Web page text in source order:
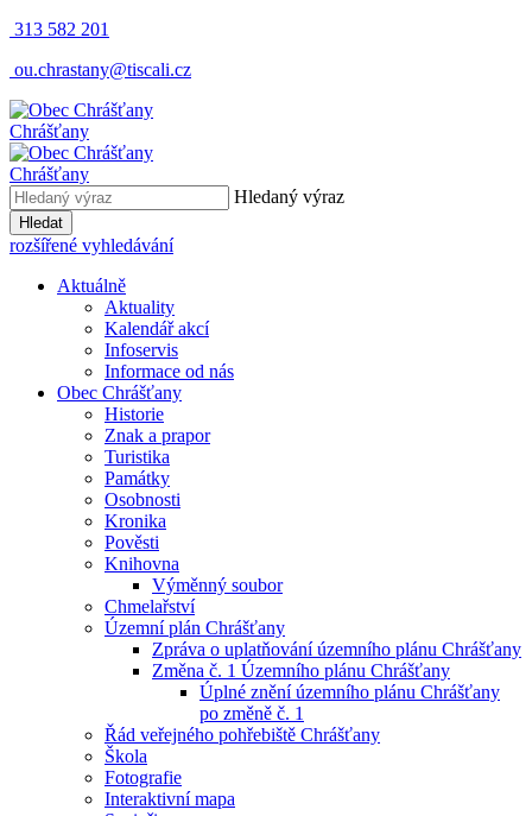
313 582 201
ou.chrastany@tiscali.cz
Chrášťany
Chrášťany
Hledaný výraz
Hledat
rozšířené vyhledávání
Aktuálně
Aktuality
Kalendář akcí
Infoservis
Informace od nás
Obec Chrášťany
Historie
Znak a prapor
Turistika
Památky
Osobnosti
Kronika
Pověsti
Knihovna
Výměnný soubor
Chmelařství
Územní plán Chrášťany
Zpráva o uplatňování územního plánu Chrášťany
Změna č. 1 Územního plánu Chrášťany
Úplné znění územního plánu Chrášťany
po změně č. 1
Řád veřejného pohřebiště Chrášťany
Škola
Fotografie
Interaktivní mapa